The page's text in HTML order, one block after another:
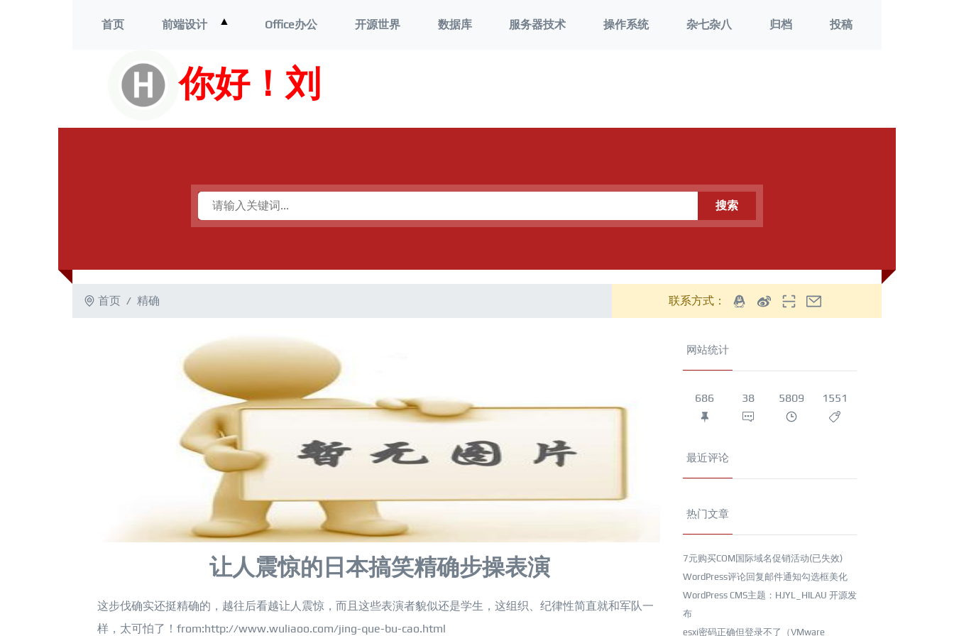
你好！刘
首页 前端设计 ▲
单
Office办公 开源世界 数据库 服务器技术 操作系统 杂七杂八 归档 投稿
搜索
首页 精确 联系方式：
让人震惊的日本搞笑精确步操表演
这步伐确实还挺精确的，越往后看越让人震惊，而且这些表演者貌似还是学生，这组织、纪律性简直就和军队一
样，太可怕了！from:http://www.wuliaoo.com/jing-que-bu-cao.html
网站统计
686 38 5809 1551
最近评论
热门文章
7元购买COM国际域名促销活动(已失效)
WordPress评论回复邮件通知勾选框美化
WordPress CMS主题：HJYL_HILAU 开源发
布
esxi密码正确但登录不了（VMware